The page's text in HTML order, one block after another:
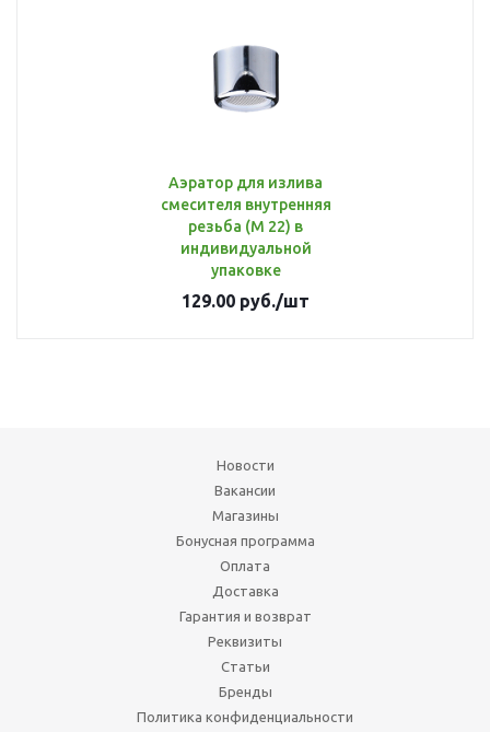
Аэратор для излива
смесителя внутренняя
резьба (М 22) в
индивидуальной
упаковке
129.00 руб./шт
Новости
Вакансии
Магазины
Бонусная программа
Оплата
Доставка
Гарантия и возврат
Реквизиты
Статьи
Бренды
Политика конфиденциальности